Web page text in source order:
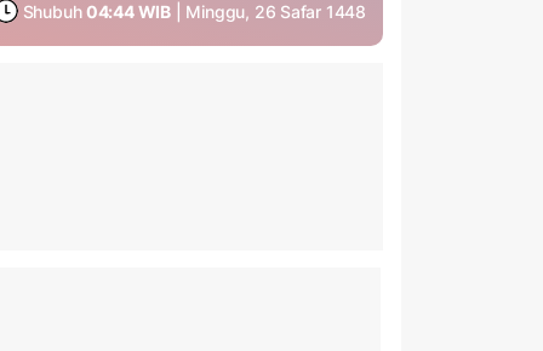
Shubuh 04:44 WIB | Minggu, 26 Safar 1448